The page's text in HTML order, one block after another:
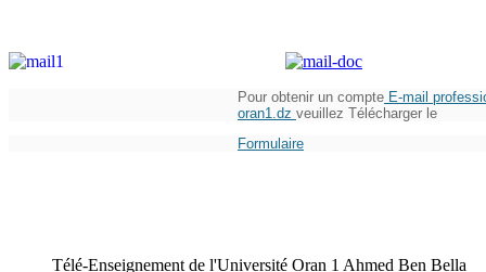
Pour obtenir un compte E-mail
oran1.dz veuillez Télécharger le
Formulaire
Télé-Enseignement de l'Université Oran 1 Ahmed Ben Bella